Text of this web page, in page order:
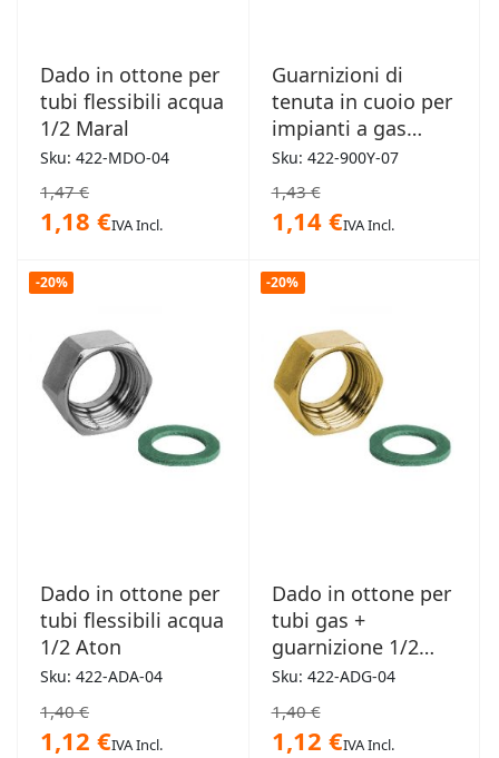
Dado in ottone per
tubi flessibili acqua
1/2 Maral
Sku: 422-MDO-04
1,47 €
1,18 €IVA Incl.
Guarnizioni di
tenuta in cuoio per
impianti a gas
blister 5pz
39x30x2mm x
1"1/4
Sku: 422-900Y-07
1,43 €
1,14 €IVA Incl.
-20%
Dado in ottone per
tubi flessibili acqua
1/2 Aton
Sku: 422-ADA-04
1,40 €
1,12 €IVA Incl.
-20%
Dado in ottone per
tubi gas +
guarnizione 1/2
Aton
Sku: 422-ADG-04
1,40 €
1,12 €IVA Incl.